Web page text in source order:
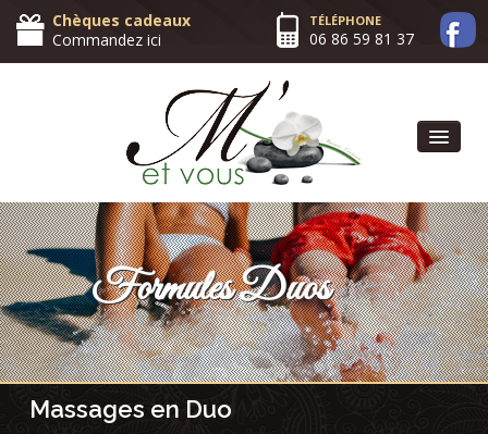
Chèques cadeaux
Commandez ici
TÉLÉPHONE
06 86 59 81 37
Espace M' et vous
Prestations
Cadeaux
Informations
Livre d'or
Formules Duos
Massages en Duo